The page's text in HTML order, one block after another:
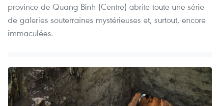
province de Quang Binh (Centre) abrite toute une série
de galeries souterraines mystérieuses et, surtout, encore
immaculées.